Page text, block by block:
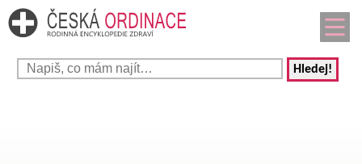
Hledej!